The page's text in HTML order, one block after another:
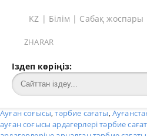
KZ | Білім | Сабақ жоспары
ZHARAR
Іздеп көріңіз:
Ауған соғысы,тәрбие сағаты,
ауған соғысы ардагерлері тәрбие